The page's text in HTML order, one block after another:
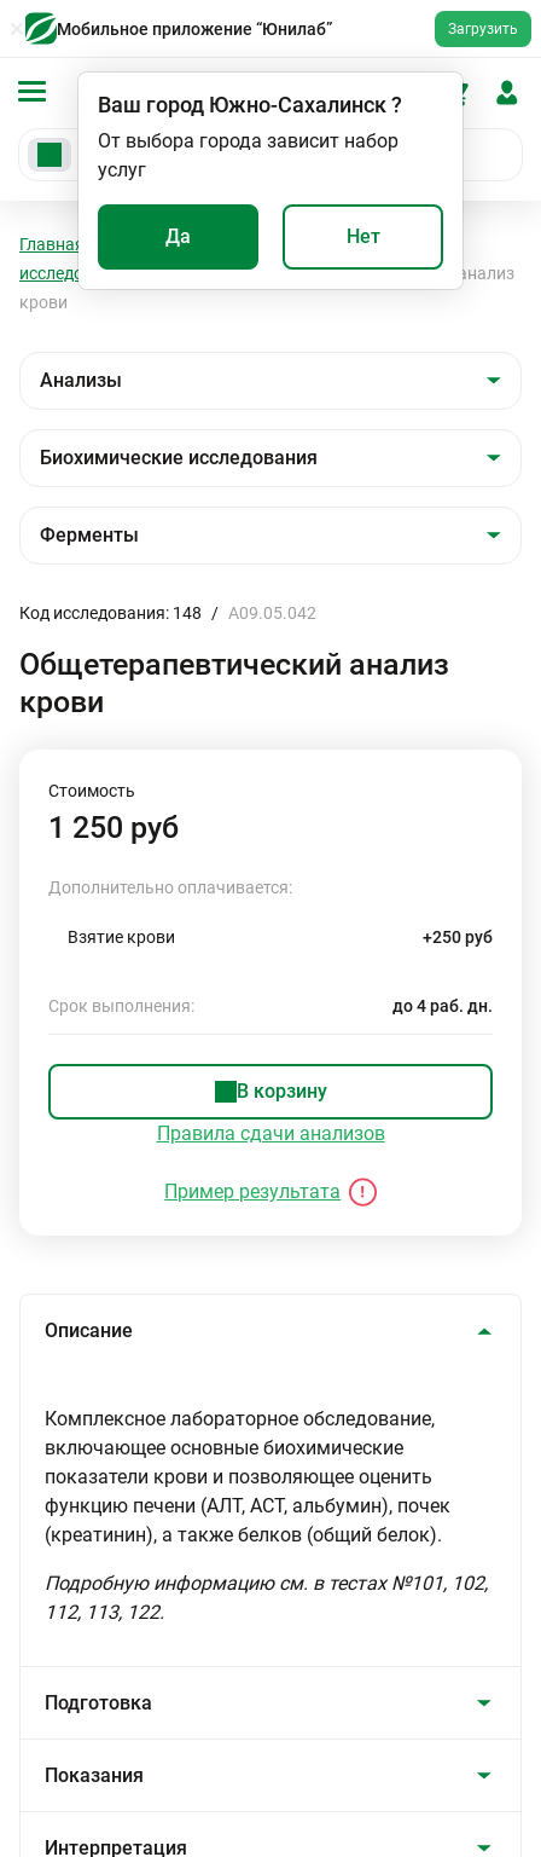
Мобильное приложение “Юнилаб” Загрузить
Ваш город Южно-Сахалинск?
От выбора города зависит набор
услуг
Да Нет
Главная Анализы
Биохимические
исследования
Ферменты
Общетерапевтический анализ
крови
Код исследования: 148 / A09.05.042
Общетерапевтический анализ
крови
Стоимость
1 250 руб
Дополнительно оплачивается:
Взятие крови +250 руб
Срок выполнения: до 4 раб. дн.
В корзину
Правила сдачи анализов
Пример результата
Описание
Комплексное лабораторное обследование,
включающее основные биохимические
показатели крови и позволяющее оценить
функцию печени (АЛТ, АСТ, альбумин), почек
(креатинин), а также белков (общий белок).
Подробную информацию см. в тестах №101, 102,
112, 113, 122.
Подготовка
Показания
Интерпретация